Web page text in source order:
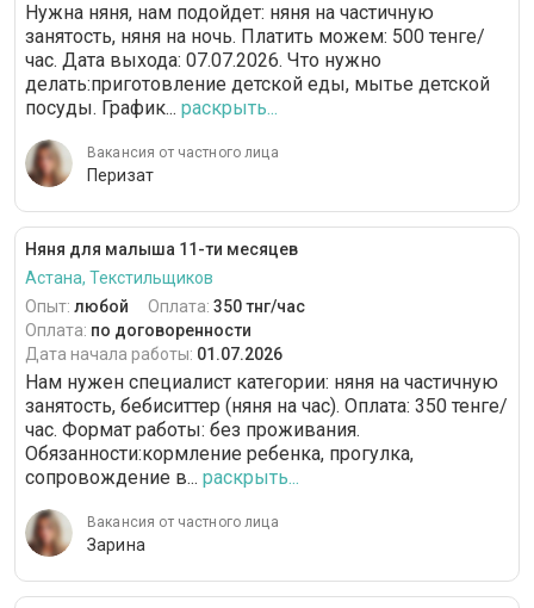
Нужна няня, нам подойдет: няня на частичную
занятость, няня на ночь. Платить можем: 500 тенге/
час. Дата выхода: 07.07.2026. Что нужно
делать:приготовление детской еды, мытье детской
посуды. График... раскрыть...
Вакансия от частного лица
Перизат
Няня для малыша 11-ти месяцев
Астана, Текстильщиков
Опыт: любой Оплата: 350 тнг/час
Оплата: по договоренности
Дата начала работы: 01.07.2026
Нам нужен специалист категории: няня на частичную
занятость, бебиситтер (няня на час). Оплата: 350 тенге/
час. Формат работы: без проживания.
Обязанности:кормление ребенка, прогулка,
сопровождение в... раскрыть...
Вакансия от частного лица
Зарина